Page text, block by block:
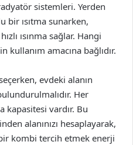
sistemleri. Yerden
bir ısıtma sunarken,
ısınma sağlar. Hangi
amacına bağlıdır.
evdeki alanın
Her
kapasitesi vardır. Bu
alanınızı hesaplayarak,
kombi tercih etmek enerji